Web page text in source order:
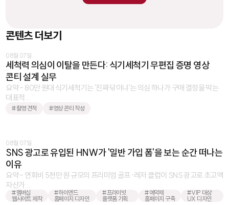
콘텐츠 더보기
08월 07일
세척력 의심이 이탈을 만든다: 식기세척기 무편집 증명 영상
콘티 설계 실무
요약 - 80만 원대 식기세척기는 '진짜 닦이냐'는 의심 하나가 구매 결정을 막는
대표적 ...
#촬영 견적 #영상 콘티 작성
08월 07일
SNS 광고로 유입된 HNW가 '일반 가입 폼'을 보는 순간 떠나는
이유
요약 - 연회비 5천만 원 규모의 프리미엄 골프·레저 클럽이 SNS 광고로 초고액
자산가 ...
#멤버십
웹사이트 제작
#하이엔드
홈페이지 디자인
#프라이빗
플랫폼 기획
#예약제
홈페이지 구축
#VIP 대상
UX 디자인